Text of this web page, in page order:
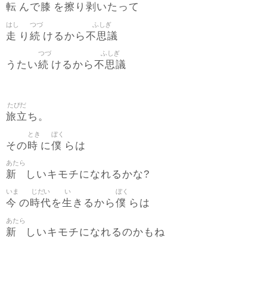
転 んで膝 を擦 り 剥 いたって
走
はし
り 続
つづ
けるから不思議
ふしぎ
うたい続
つづ
けるから不思議
ふしぎ
旅立
たびだ
ち。
その時
とき
に僕
ぼく
らは
新
あたら
しいキモチになれるかな?
今
いま
の時代
じだい
を生
い
きるから僕
ぼく
らは
新
あたら
しいキモチになれるのかもね